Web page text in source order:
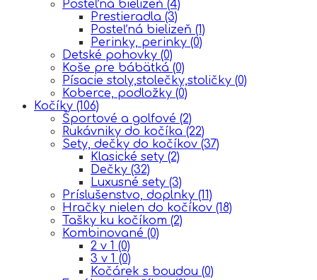
Posteľná bielizeň (4)
Prestieradla (3)
Posteľná bielizeň (1)
Perinky, perinky (0)
Detské pohovky (0)
Koše pre bábätká (0)
Písacie stoly,stolečky,stoličky (0)
Koberce, podložky (0)
Kočíky (106)
Športové a golfové (2)
Rukávniky do kočíka (22)
Sety, dečky do kočíkov (37)
Klasické sety (2)
Dečky (32)
Luxusné sety (3)
Príslušenstvo, doplnky (11)
Hračky nielen do kočíkov (18)
Tašky ku kočíkom (2)
Kombinované (0)
2 v 1 (0)
3 v 1 (0)
Kočárek s boudou (0)